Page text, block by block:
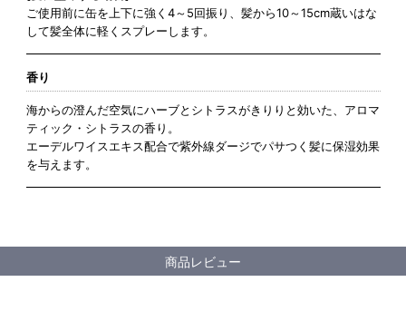
ご使用前に缶を上下に強く4～5回振り、髪から10～15cm蔵いはな
して髪全体に軽くスプレーします。
香り
海からの澄んだ空気にハーブとシトラスがきりりと効いた、アロマ
ティック・シトラスの香り。
エーデルワイスエキス配合で紫外線ダージでパサつく髪に保湿効果
を与えます。
商品レビュー